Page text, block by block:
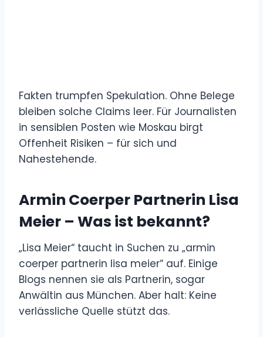
Fakten trumpfen Spekulation. Ohne Belege
bleiben solche Claims leer. Für Journalisten
in sensiblen Posten wie Moskau birgt
Offenheit Risiken – für sich und
Nahestehende.
Armin Coerper Partnerin Lisa
Meier – Was ist bekannt?
„Lisa Meier“ taucht in Suchen zu „armin
coerper partnerin lisa meier“ auf. Einige
Blogs nennen sie als Partnerin, sogar
Anwältin aus München. Aber halt: Keine
verlässliche Quelle stützt das.